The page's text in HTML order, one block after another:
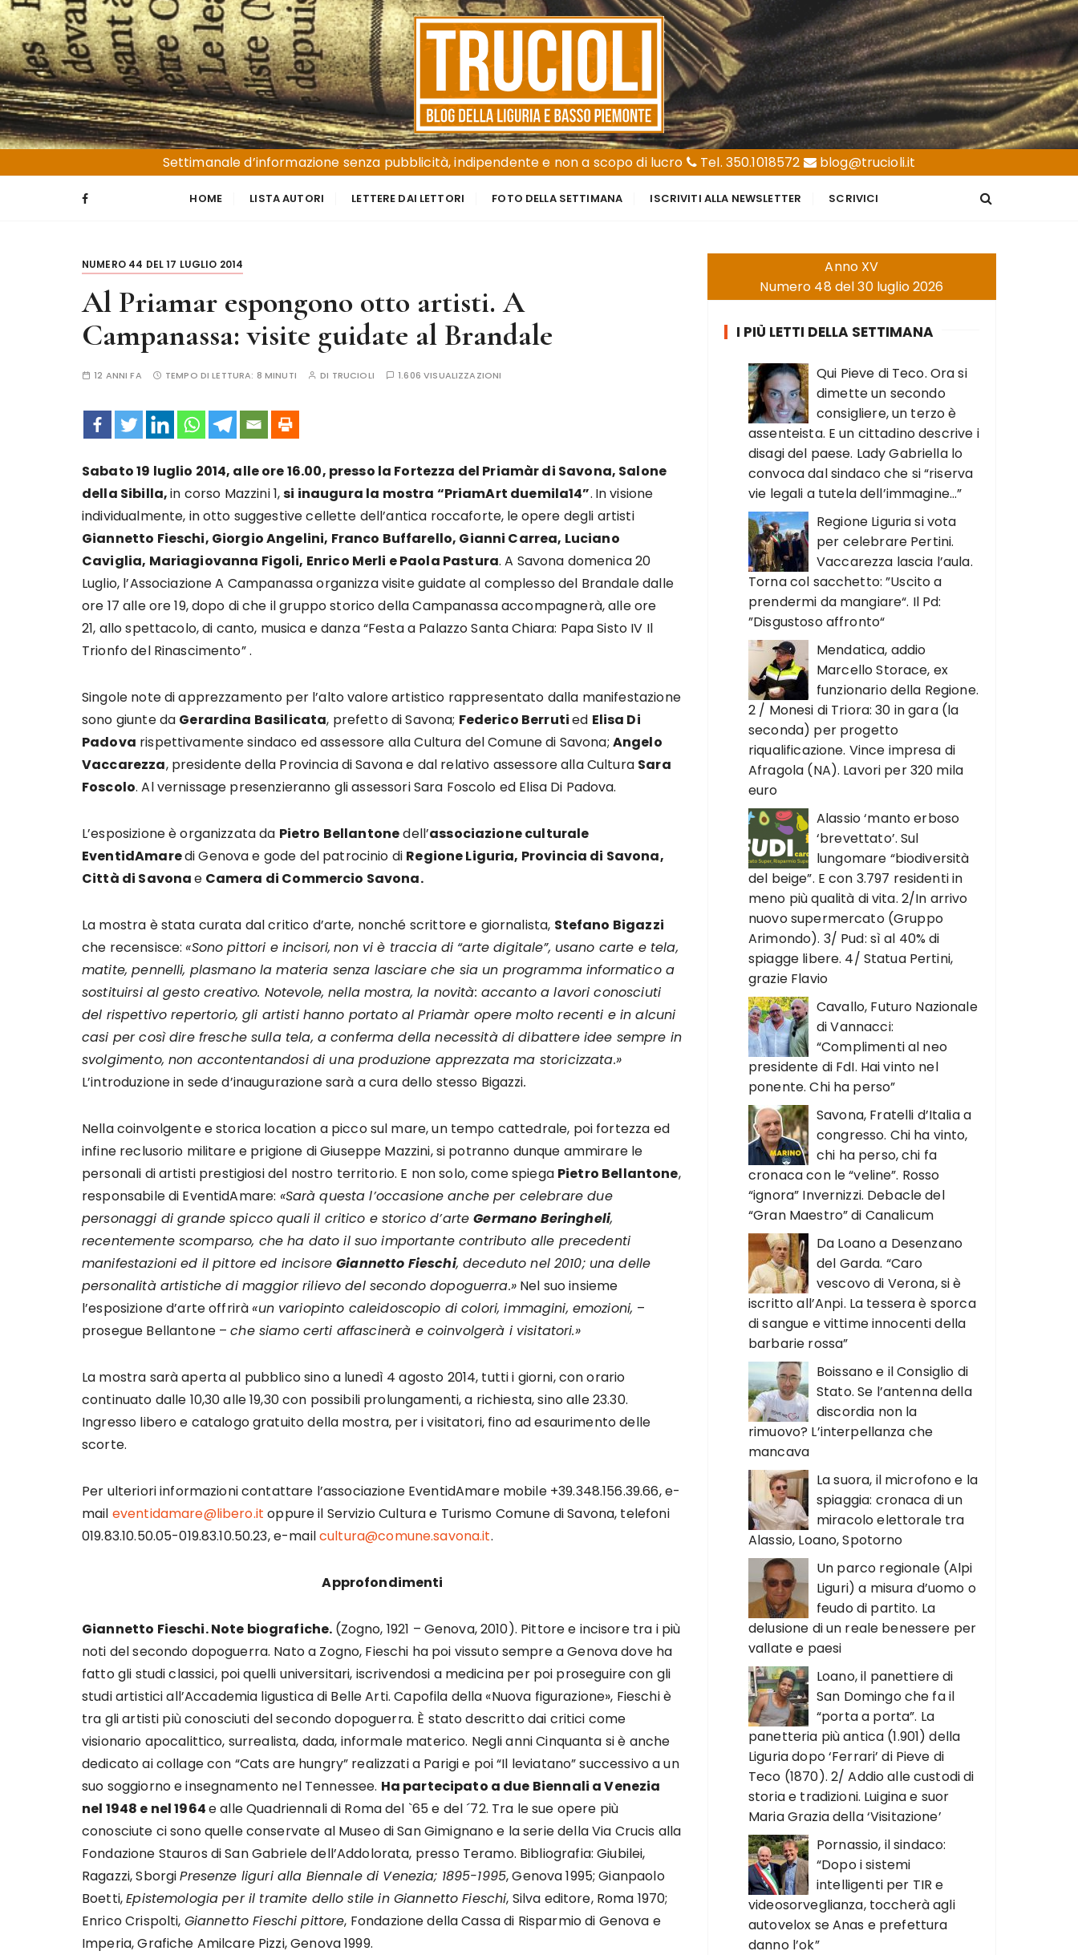
S
a
l
t
a
a
l
c
Trucioli
Liguria e Basso Piemonte
Settimanale d’informazione senza pubblicità, indipendente e non a scopo di lucro
Tel. 350.1018572 blog@trucioli.it
HOME LISTA AUTORI LETTERE DAI LETTORI FOTO DELLA SETTIMANA ISCRIVITI ALLA NEWSLETTER SCRIVICI
NUMERO 44 DEL 17 LUGLIO 2014
Al Priamar espongono otto artisti. A
Campanassa: visite guidate al Brandale
12 ANNI FA TEMPO DI LETTURA: 8 MINUTI DI TRUCIOLI 1.606 VISUALIZZAZIONI
Sabato 19 luglio 2014, alle ore 16.00, presso la Fortezza del Priamàr di Savona, Salone
della Sibilla,in corso Mazzini 1,si inaugura la mostra “PriamArt duemila14”. In visione
individualmente, in otto suggestive cellette dell’antica roccaforte, leopere degli artisti
Giannetto Fieschi, Giorgio Angelini, Franco Buffarello, Gianni Carrea, Luciano
Caviglia, Mariagiovanna Figoli, Enrico Merli e Paola Pastura. A Savona domenica 20
Luglio, l’Associazione A Campanassa organizza visite guidate al complesso del Brandale dalle
ore 17 alle ore 19, dopo di che il gruppo storico della Campanassa accompagnerà, alle ore
21, allo spettacolo, di canto, musica e danza “Festa a Palazzo Santa Chiara: Papa Sisto IV Il
Trionfo del Rinascimento” .
Singole note di apprezzamento per l’alto valore artistico rappresentato dalla manifestazione
sono giunte da Gerardina Basilicata, prefetto di Savona; Federico Berrutied Elisa Di
Padova rispettivamente sindaco ed assessore alla Cultura del Comune di Savona; Angelo
Vaccarezza, presidente della Provincia di Savona e dal relativo assessore alla Cultura Sara
Foscolo. Al vernissage presenzieranno gli assessori Sara Foscolo ed Elisa Di Padova.
L’esposizione è organizzata da Pietro Bellantonedell’associazione culturale
EventidAmaredi Genova e gode del patrocinio di Regione Liguria, Provincia di Savona,
Città di Savonae Camera di Commercio Savona.
La mostra è stata curata dal critico d’arte, nonché scrittore e giornalista, Stefano Bigazzi
che recensisce: «Sono pittori e incisori, non vi è traccia di “arte digitale”, usano carte e tela,
matite, pennelli, plasmano la materia senza lasciare che sia un programma informatico a
sostituirsi al gesto creativo. Notevole, nella mostra, la novità: accanto a lavori conosciuti
del rispettivo repertorio, gli artisti hanno portato al Priamàr opere molto recenti e in alcuni
casi per così dire fresche sulla tela, a conferma della necessità di dibattere idee sempre in
svolgimento, non accontentandosi di una produzione apprezzata ma storicizzata.»
L’introduzione in sede d’inaugurazione sarà a cura dello stesso Bigazzi.
Nella coinvolgente e storica location a picco sul mare, un tempo cattedrale, poi fortezza ed
infine reclusorio militare e prigione di Giuseppe Mazzini, si potranno dunque ammirare le
personali di artisti prestigiosi del nostro territorio. E non solo, come spiega Pietro Bellantone,
responsabile di EventidAmare: «Sarà questa l’occasione anche per celebrare due
personaggi di grande spicco quali il critico e storico d’arteGermano Beringheli,
recentemente scomparso, che ha dato il suo importante contributo alle precedenti
manifestazioni ed il pittore ed incisoreGiannetto Fieschi, deceduto nel 2010; una delle
personalità artistiche di maggior rilievo del secondo dopoguerra.»Nel suo insieme
l’esposizione d’arte offrirà «un variopinto caleidoscopio di colori, immagini, emozioni, –
prosegue Bellantone –che siamo certi affascinerà e coinvolgerà i visitatori.»
La mostra sarà aperta al pubblico sino a lunedì 4 agosto 2014, tutti i giorni, con orario
continuato dalle 10,30 alle 19,30 con possibili prolungamenti, a richiesta, sino alle 23.30.
Ingresso libero e catalogo gratuito della mostra, per i visitatori, fino ad esaurimento delle
scorte.
Per ulteriori informazioni contattare l’associazione EventidAmare mobile +39.348.156.39.66, e-
mail eventidamare@libero.it oppure il Servizio Cultura e Turismo Comune di Savona, telefoni
019.83.10.50.05-019.83.10.50.23, e-mailcultura@comune.savona.it.
Approfondimenti
Giannetto Fieschi. Note biografiche. (Zogno, 1921 – Genova, 2010). Pittore e incisore tra i più
noti del secondo dopoguerra. Nato a Zogno, Fieschi ha poi vissuto sempre a Genova dove ha
fatto gli studi classici, poi quelli universitari, iscrivendosi a medicina per poi proseguire con gli
studi artistici all’Accademia ligustica di Belle Arti. Capofila della «Nuova figurazione», Fieschi è
tra gli artisti più conosciuti del secondo dopoguerra. È stato descritto dai critici come
visionario apocalittico, surrealista, dada, informale materico. Negli anni Cinquanta si è anche
dedicato ai collage con “Cats are hungry” realizzati a Parigi e poi “Il leviatano” successivo a un
suo soggiorno e insegnamento nel Tennessee. Ha partecipato a due Biennali a Venezia
nel 1948 e nel 1964e alle Quadriennali di Roma del `65 e del ´72. Tra le sue opere più
conosciute ci sono quelle conservate al Museo di San Gimignano e la serie della Via Crucis alla
Fondazione Stauros di San Gabriele dell’Addolorata, presso Teramo. Bibliografia: Giubilei,
Ragazzi, SborgiPresenze liguri alla Biennale di Venezia; 1895-1995, Genova 1995; Gianpaolo
Boetti,Epistemologia per il tramite dello stile in Giannetto Fieschi, Silva editore, Roma 1970;
Enrico Crispolti, Giannetto Fieschi pittore, Fondazione della Cassa di Risparmio di Genova e
Imperia, Grafiche Amilcare Pizzi, Genova 1999.
Anno XV
Numero 48 del 30 luglio 2026
I PIÙ LETTI DELLA SETTIMANA
Qui Pieve di Teco. Ora si
dimette un secondo
consigliere, un terzo è
assenteista. E un cittadino descrive i
disagi del paese. Lady Gabriella lo
convoca dal sindaco che si “riserva
vie legali a tutela dell’immagine…”
Regione Liguria si vota
per celebrare Pertini.
Vaccarezza lascia l’aula.
Torna col sacchetto: ”Uscito a
prendermi da mangiare“. Il Pd:
”Disgustoso affronto“
Mendatica, addio
Marcello Storace, ex
funzionario della Regione.
2 / Monesi di Triora: 30 in gara (la
seconda) per progetto
riqualificazione. Vince impresa di
Afragola (NA). Lavori per 320 mila
euro
Alassio ‘manto erboso
‘brevettato’. Sul
lungomare “biodiversità
del beige”. E con 3.797 residenti in
meno più qualità di vita. 2/In arrivo
nuovo supermercato (Gruppo
Arimondo). 3/ Pud: sì al 40% di
spiagge libere. 4/ Statua Pertini,
grazie Flavio
Cavallo, Futuro Nazionale
di Vannacci:
“Complimenti al neo
presidente di FdI. Hai vinto nel
ponente. Chi ha perso”
Savona, Fratelli d’Italia a
congresso. Chi ha vinto,
chi ha perso, chi fa
cronaca con le “veline”. Rosso
“ignora” Invernizzi. Debacle del
“Gran Maestro” di Canalicum
Da Loano a Desenzano
del Garda. “Caro
vescovo di Verona, si è
iscritto all’Anpi. La tessera è sporca
di sangue e vittime innocenti della
barbarie rossa”
Boissano e il Consiglio di
Stato. Se l’antenna della
discordia non la
rimuovo? L’interpellanza che
mancava
La suora, il microfono e la
spiaggia: cronaca di un
miracolo elettorale tra
Alassio, Loano, Spotorno
Un parco regionale (Alpi
Liguri) a misura d’uomo o
feudo di partito. La
delusione di un reale benessere per
vallate e paesi
Loano, il panettiere di
San Domingo che fa il
“porta a porta”. La
panetteria più antica (1.901) della
Liguria dopo ‘Ferrari’ di Pieve di
Teco (1870). 2/ Addio alle custodi di
storia e tradizioni. Luigina e suor
Maria Grazia della ‘Visitazione’
Pornassio, il sindaco:
“Dopo i sistemi
intelligenti per TIR e
videosorveglianza, toccherà agli
autovelox se Anas e prefettura
danno l’ok”